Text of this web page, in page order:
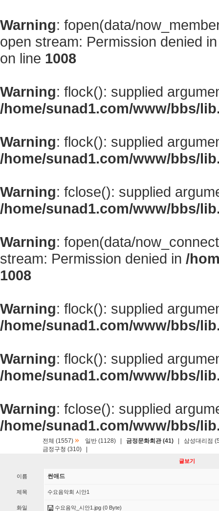
Warning: fopen(data/
open stream: Permission denied
on line 1008
Warning: flock(): supplied
/home/sunad1.com/www/bbs/
Warning: flock(): supplied
/home/sunad1.com/www/bbs/
Warning: fclose(): supplied
/home/sunad1.com/www/bbs/
Warning: fopen(data/
stream: Permission denied in /
1008
Warning: flock(): supplied
/home/sunad1.com/www/bbs/
Warning: flock(): supplied
/home/sunad1.com/www/bbs/
Warning: fclose(): supplied
/home/sunad1.com/www/bbs/
전체 (1557) » 일반 (1128) 금정문화회관 (41)
삼성대리점
금정구청 (310)
글보기
이름 썬애드
제목 수요음악회 시안1
화일 수요음악_시안1.jpg (0 Byte)